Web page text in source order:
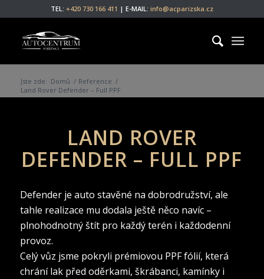
TEL: +420 730 166 411 | E-MAIL: info@acparizska.cz
Jste zde: Domů / Reference /
Land Rover Defender – Full PPF
LAND ROVER
DEFENDER – FULL PPF
Defender je auto stavěné na dobrodružství, ale
tahle realizace mu dodala ještě něco navíc –
plnohodnotný štít pro každý terén i každodenní
provoz.
Celý vůz jsme pokryli prémiovou PPF fólií, která
chrání lak před oděrkami, škrábanci, kamínky i